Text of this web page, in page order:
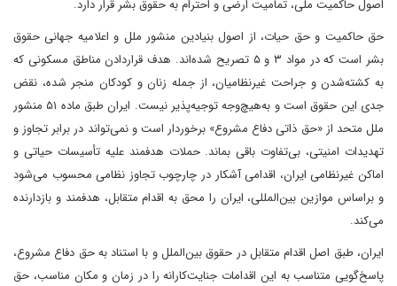
اصول حاکمیت ملی، تمامیت ارضی و احترام به حقوق‎ بشر قرار دارد.
بشر است که در مواد ۳ و ۵ تصریح شده‌اند. هدف قراردادن مناطق مسکونی که
به کشته‌شدن و جراحت غیرنظامیان، از جمله زنان و کودکان منجر شده، نقض
جدی این حقوق است و به‌هیچ‌وجه توجیه‌پذیر نیست. ایران طبق ماده ۵۱ منشور
ملل متحد از «حق ذاتی دفاع مشروع» برخوردار است و نمی‌تواند در برابر تجاوز و
تهدیدات امنیتی، بی‌تفاوت باقی بماند. حملات هدفمند علیه تأسیسات حیاتی و
اماکن غیرنظامی ایران، اقدامی آشکار در چارچوب تجاوز نظامی محسوب می‌شود
و براساس موازین بین‌المللی، ایران را محق به اقدام متقابل، هدفمند و بازدارنده
می‌کند.
ایران، طبق اصل اقدام متقابل در حقوق بین‌الملل و با استناد به حق دفاع مشروع،
پاسخ‌گویی متناسب به این اقدامات جنایت‌کارانه را در زمان و مکان مناسب، حق